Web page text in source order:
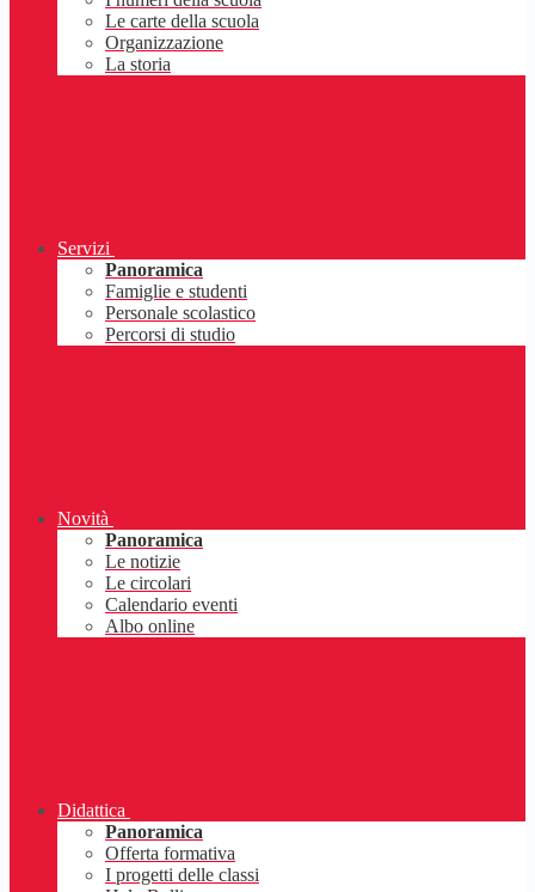
Le carte della scuola
Organizzazione
La storia
Servizi
Panoramica
Famiglie e studenti
Personale scolastico
Percorsi di studio
Novità
Panoramica
Le notizie
Le circolari
Calendario eventi
Albo online
Didattica
Panoramica
Offerta formativa
I progetti delle classi